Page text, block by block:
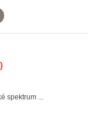
spektrum ...